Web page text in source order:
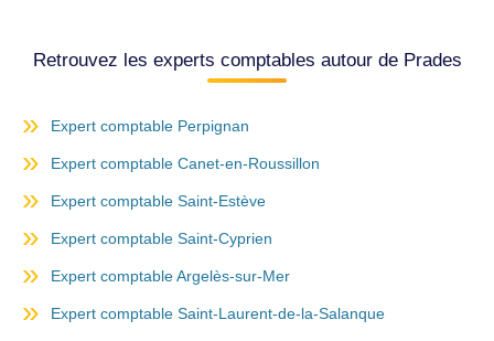
Retrouvez les experts comptables autour de Prades
Expert comptable Perpignan
Expert comptable Canet-en-Roussillon
Expert comptable Saint-Estève
Expert comptable Saint-Cyprien
Expert comptable Argelès-sur-Mer
Expert comptable Saint-Laurent-de-la-Salanque